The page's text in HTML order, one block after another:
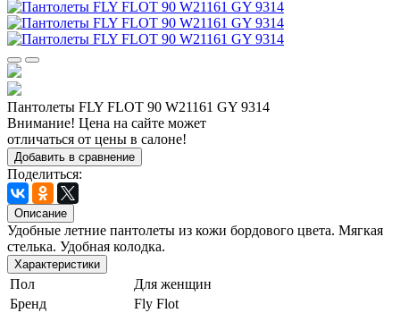
Пантолеты FLY FLOT 90 W21161 GY 9314
Внимание! Цена на сайте может
отличаться от цены в салоне!
Добавить в сравнение
Поделиться:
Описание
Удобные летние пантолеты из кожи бордового цвета. Мягкая
стелька. Удобная колодка.
Характеристики
Пол
Для женщин
Бренд
Fly Flot